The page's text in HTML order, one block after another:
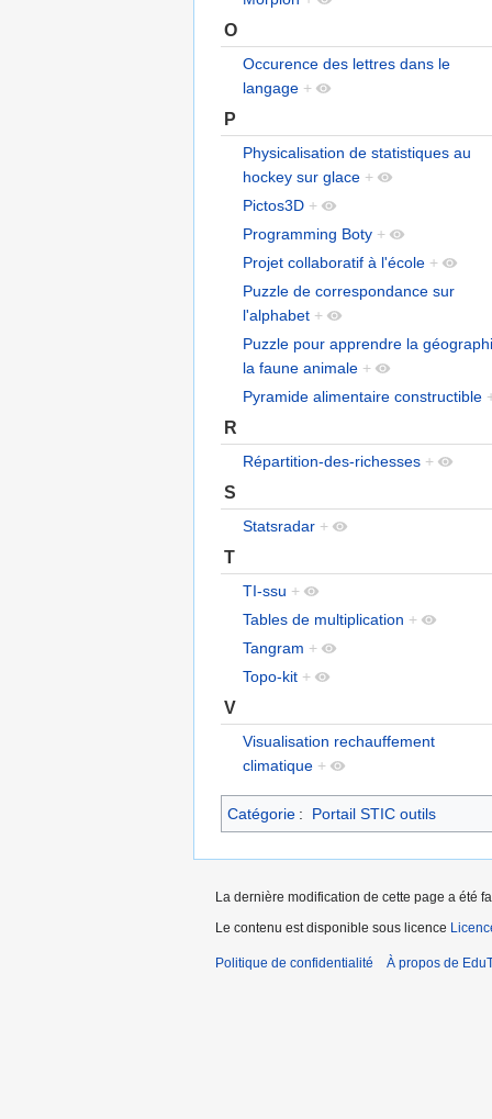
O
Occurence des lettres dans le
langage +
P
Physicalisation de statistiques au
hockey sur glace +
Pictos3D +
Programming Boty +
Projet collaboratif à l'école +
Puzzle de correspondance sur
l'alphabet +
Puzzle pour apprendre la
la faune animale +
Pyramide alimentaire constructible
R
Répartition-des-richesses +
S
Statsradar +
T
TI-ssu +
Tables de multiplication +
Tangram +
Topo-kit +
V
Visualisation rechauffement
climatique +
Catégorie : Portail STIC outils
La dernière modification de cette page a été
Le contenu est disponible sous licence
Politique de confidentialité À propos de